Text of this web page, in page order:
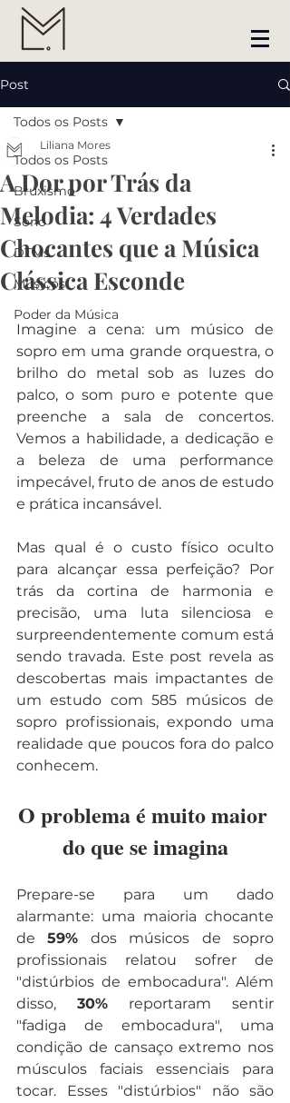
Post
Todos os Posts
Bruxismo
Sono
DTMs
Músicos
Poder da Música
Todos os Posts
A Dor por Trás da
Melodia: 4 Verdades
Chocantes que a Música
Clássica Esconde
Liliana Mores
Imagine a cena: um músico de
sopro em uma grande orquestra, o
brilho do metal sob as luzes do
palco, o som puro e potente que
preenche a sala de concertos.
Vemos a habilidade, a dedicação e
a beleza de uma performance
impecável, fruto de anos de estudo
e prática incansável.
Mas qual é o custo físico oculto
para alcançar essa perfeição? Por
trás da cortina de harmonia e
precisão, uma luta silenciosa e
surpreendentemente comum está
sendo travada. Este post revela as
descobertas mais impactantes de
um estudo com 585 músicos de
sopro profissionais, expondo uma
realidade que poucos fora do palco
conhecem.
O problema é muito maior
do que se imagina
Prepare-se para um dado
alarmante: uma maioria chocante
de 59% dos músicos de sopro
profissionais relatou sofrer de
"distúrbios de embocadura". Além
disso, 30% reportaram sentir
"fadiga de embocadura", uma
condição de cansaço extremo nos
músculos faciais essenciais para
tocar. Esses "distúrbios" não são